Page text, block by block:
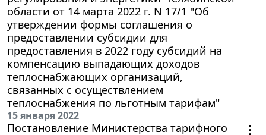
области от 14 марта 2022 г. N 17/1 "Об
утверждении формы соглашения о
предоставлении субсидии для
предоставления в 2022 году субсидий на
компенсацию выпадающих доходов
теплоснабжающих организаций,
связанных с осуществлением
теплоснабжения по льготным тарифам"
15 января 2022
Постановление Министерства тарифного